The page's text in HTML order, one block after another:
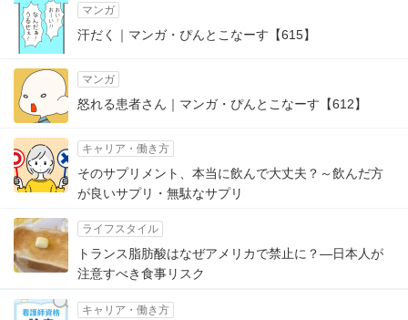
マンガ
汗だく｜マンガ・ぴんとこなーす【615】
マンガ
怒れる患者さん｜マンガ・ぴんとこなーす【612】
キャリア・働き方
そのサプリメント、本当に飲んで大丈夫？～飲んだ方
が良いサプリ・無駄なサプリ
ライフスタイル
トランス脂肪酸はなぜアメリカで禁止に？―日本人が
注意すべき食事リスク
キャリア・働き方